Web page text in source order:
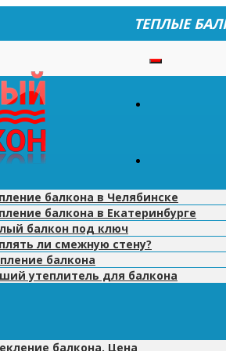
ТЕПЛЫЕ
балкона в Челябинске
балкона в Екатеринбурге
балкон под ключ
ли смежную стену?
балкона
утеплитель для балкона
балкона. Цена